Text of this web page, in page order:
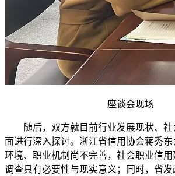
座谈会现场
随后，双方就目前行业发展现状、
面进行深入探讨。浙江省信用协会蒋秀
环境、职业机制尚不完善，社会职业信
调查具有必要性与现实意义；同时，省